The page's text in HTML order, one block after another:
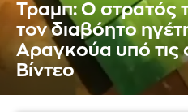
Τραμπ: Ο στρατός
τον διαβόητο
Αραγκούα υπό τις
Βίντεο